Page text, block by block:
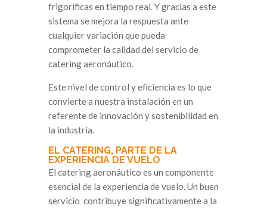
frigoríficas en tiempo real. Y gracias a este
sistema se mejora la respuesta ante
cualquier variación que pueda
comprometer la calidad del servicio de
catering aeronáutico.
Este nivel de control y eficiencia es lo que
convierte a nuestra instalación en un
referente de innovación y sostenibilidad en
la industria.
EL CATERING, PARTE DE LA
EXPERIENCIA DE VUELO
El catering aeronáutico es un componente
esencial de la experiencia de vuelo. Un buen
servicio contribuye significativamente a la